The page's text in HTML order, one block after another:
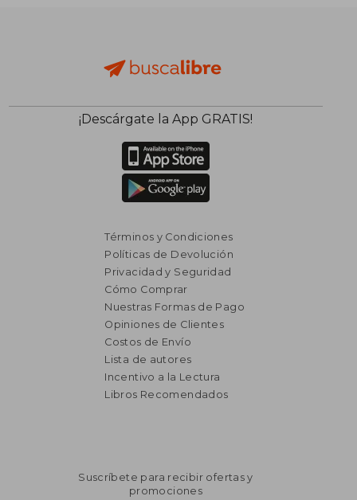
¡Descárgate la App GRATIS!
Términos y Condiciones
Políticas de Devolución
Privacidad y Seguridad
Cómo Comprar
Nuestras Formas de Pago
Opiniones de Clientes
Costos de Envío
Lista de autores
Incentivo a la Lectura
Libros Recomendados
Suscríbete para recibir ofertas y
promociones